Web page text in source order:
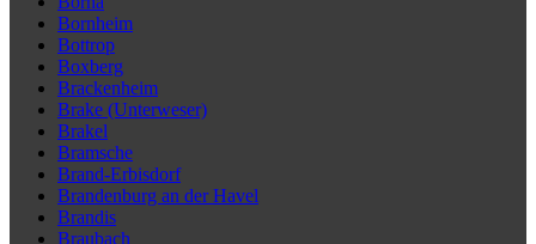
Bornheim
Bottrop
Boxberg
Brackenheim
Brake (Unterweser)
Brakel
Bramsche
Brand-Erbisdorf
Brandenburg an der Havel
Brandis
Braubach